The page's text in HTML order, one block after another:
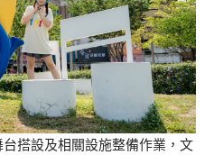
搭設及相關設施整備作業，文